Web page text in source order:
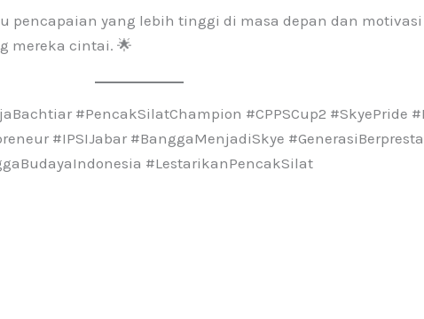
pencapaian yang lebih tinggi di masa depan dan
mereka cintai. 🌟
#PencakSilatChampion #CPPSCup2 #SkyePride
#IPSIJabar #BanggaMenjadiSkye
#LestarikanPencakSilat